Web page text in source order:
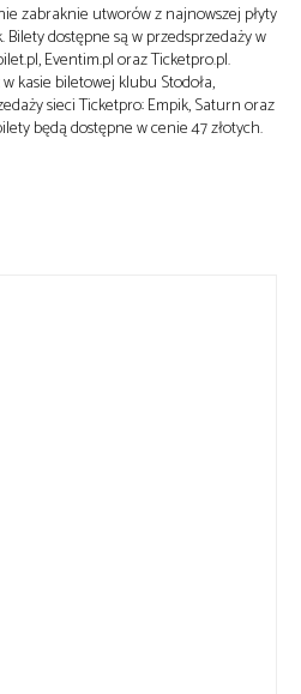
zabraknie utworów z najnowszej płyty
Bilety dostępne są w przedsprzedaży w
Eventim.pl oraz Ticketpro.pl.
kasie biletowej klubu Stodoła,
sieci Ticketpro: Empik, Saturn oraz
będą dostępne w cenie 47 złotych.